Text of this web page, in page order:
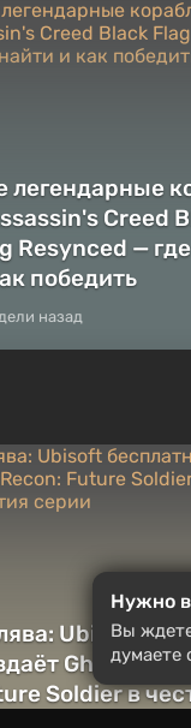
легендарные
Creed
Resynced —
победить
назад
Ubisoft
Ghost
Soldier в
Нужно
Вы ждете
думаете